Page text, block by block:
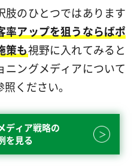
肢のひとつではあります
率アップを狙うならばポ
策も視野に入れてみると
ニングメディアについて
ください。
ディア戦略の
を見る